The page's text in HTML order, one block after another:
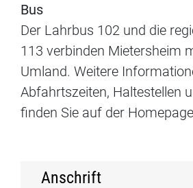
Bus
Der Lahrbus 102 und die
113 verbinden Mietersheim
Umland. Weitere
Abfahrtszeiten, Haltestellen
finden Sie auf der
Anschrift